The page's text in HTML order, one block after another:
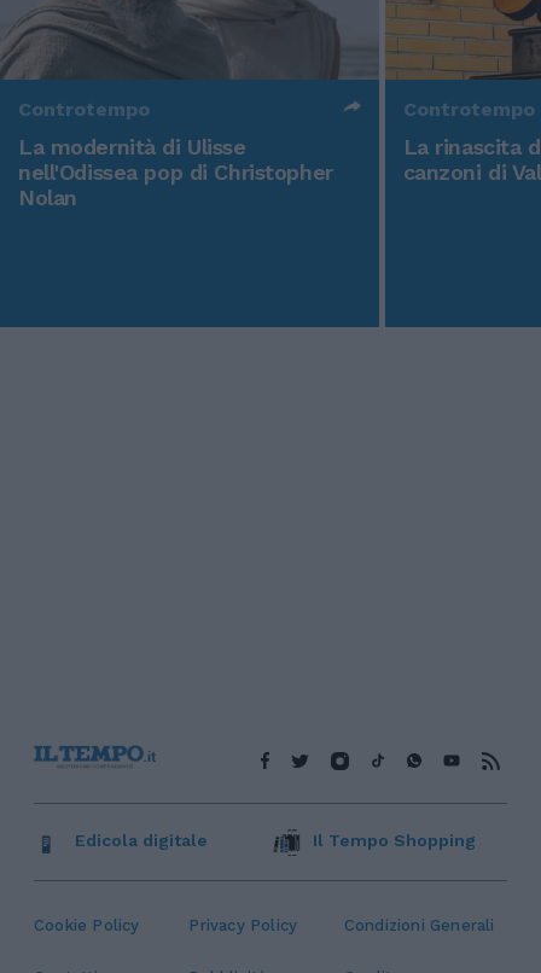
Controtempo
La modernità di Ulisse
nell'Odissea pop di Christopher
Nolan
Controtempo
La rinascita
canzoni di
Cookie Policy Privacy Policy Condizioni Generali
Edicola digitale Il Tempo Shopping